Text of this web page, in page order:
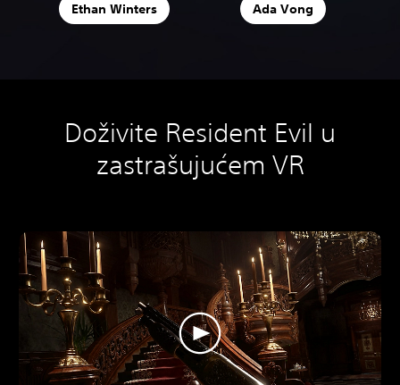
Ethan Winters Ada Vong
Doživite Resident Evil u
zastrašujućem VR